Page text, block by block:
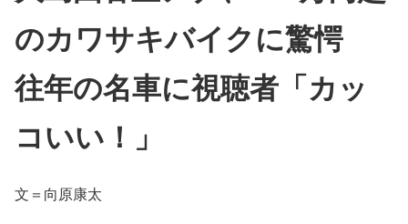
のカワサキバイクに驚愕
往年の名車に視聴者「カッ
コいい！」
文＝向原康太